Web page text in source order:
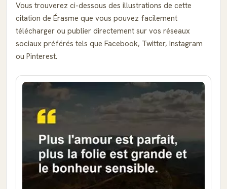
Vous trouverez ci-dessous des illustrations de cette
citation de Érasme que vous pouvez facilement
télécharger ou publier directement sur vos réseaux
sociaux préférés tels que Facebook, Twitter, Instagram
ou Pinterest.